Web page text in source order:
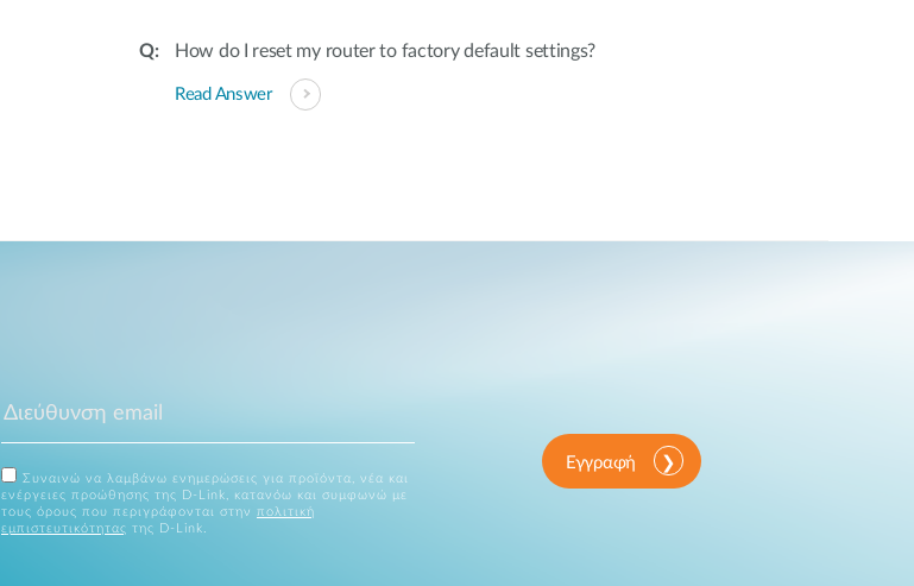
How do I reset my router to factory default settings?
Read Answer
Συναινώ να λαμβάνω ενημερώσεις για προϊόντα, νέα και
ενέργειες προώθησης της D-Link, κατανόω και συμφωνώ με
τους όρους που περιγράφονται στην πολιτική
εμπιστευτικότητας της D-Link.
Εγγραφή